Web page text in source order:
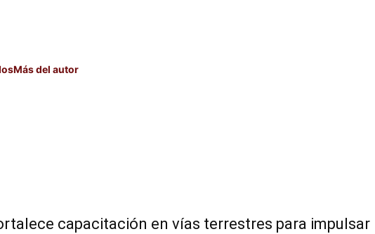
Más del autor
capacitación en vías terrestres para impulsar